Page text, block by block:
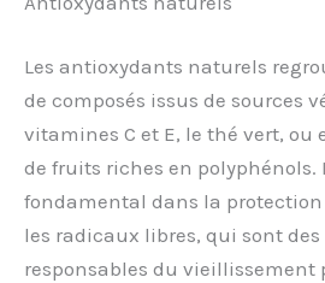
Les antioxydants naturels
de composés issus de sources
vitamines C et E, le thé vert, ou
de fruits riches en polyphénols.
fondamental dans la
les radicaux libres, qui sont
responsables du vieillissement